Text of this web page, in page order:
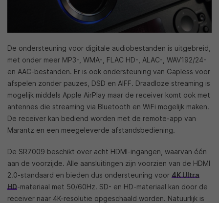
De ondersteuning voor digitale audiobestanden is uitgebreid,
met onder meer MP3-, WMA-, FLAC HD-, ALAC-, WAV192/24-
en AAC-bestanden. Er is ook ondersteuning van Gapless voor
afspelen zonder pauzes, DSD en AIFF. Draadloze streaming is
mogelijk middels Apple AirPlay maar de receiver komt ook met
antennes die streaming via Bluetooth en WiFi mogelijk maken.
De receiver kan bediend worden met de remote-app van
Marantz en een meegeleverde afstandsbediening.
De SR7009 beschikt over acht HDMI-ingangen, waarvan één
aan de voorzijde. Alle aansluitingen zijn voorzien van de HDMI
2.0-standaard en bieden dus ondersteuning voor 4K Ultra
HD-materiaal met 50/60Hz. SD- en HD-materiaal kan door de
receiver naar 4K-resolutie opgeschaald worden. Natuurlijk is